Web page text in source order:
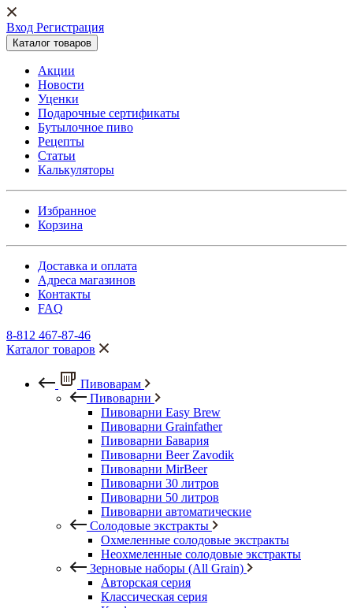
Вход Регистрация
Каталог товаров
Акции
Новости
Уценки
Подарочные сертификаты
Бутылочное пиво
Рецепты
Статьи
Калькуляторы
Избранное
Корзина
Доставка и оплата
Адреса магазинов
Контакты
FAQ
8-812 467-87-46
Каталог товаров
Пивоварам
Пивоварни
Пивоварни Easy Brew
Пивоварни Grainfather
Пивоварни Бавария
Пивоварни Beer Zavodik
Пивоварни MirBeer
Пивоварни 30 литров
Пивоварни 50 литров
Пивоварни автоматические
Солодовые экстракты
Охмеленные солодовые экстракты
Неохмеленные солодовые экстракты
Зерновые наборы (All Grain)
Авторская серия
Классическая серия